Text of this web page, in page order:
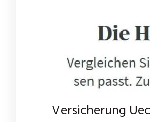
Versicherung